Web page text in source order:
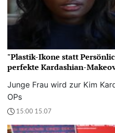
"Plastik-Ikone statt
perfekte Kardashian-
Junge Frau wird zur Kim
OPs
15:00 15.07